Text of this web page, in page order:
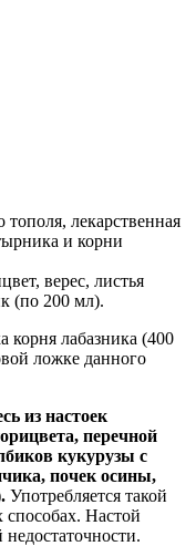
тополя, лекарственная
и корни
верес, листья
(по 200 мл).
корня лабазника (400
ложке данного
из настоек
перечной
кукурузы с
почек осины,
Употребляется такой
Настой